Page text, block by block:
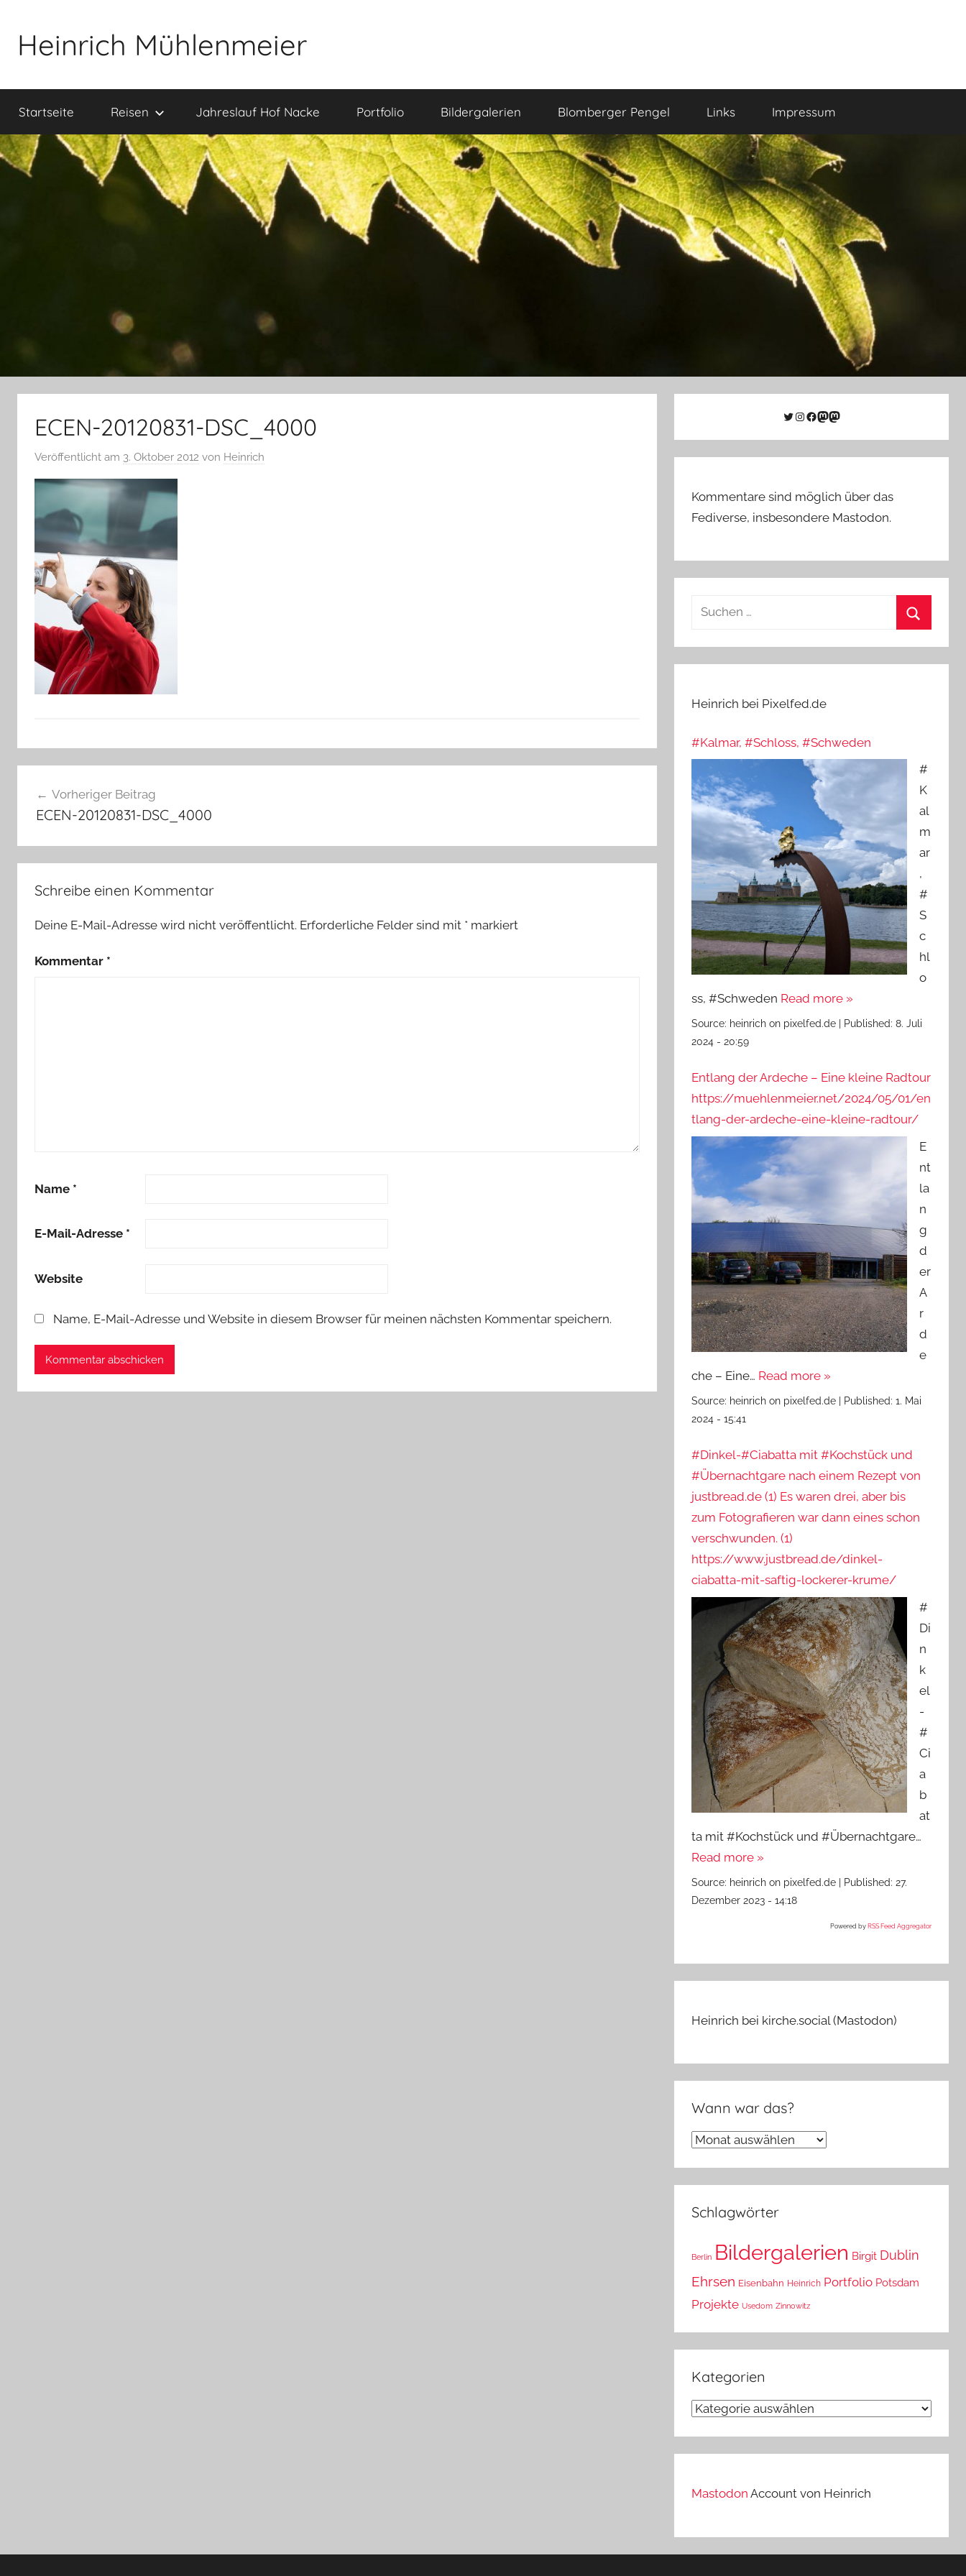
springen
Heinrich Mühlenmeier
zu
Glauben,
Fotografie,
…
Startseite Reisen Jahreslauf Hof Nacke Portfolio Bildergalerien Blomberger Pengel Links Impressum
ECEN-20120831-DSC_4000
Veröffentlicht am 3. Oktober 2012 von Heinrich
Vorheriger Beitrag
ECEN-20120831-DSC_4000
Schreibe einen Kommentar
Deine E-Mail-Adresse wird nicht veröffentlicht. Erforderliche Felder sind mit * markiert
Kommentar *
Name *
E-Mail-Adresse *
Website
Name, E-Mail-Adresse und Website in diesem Browser für meinen nächsten Kommentar speichern.
Twitter
Instagram
Facebook
Link zu Mastodon
Mastodon
Kommentare sind möglich über das
Fediverse, insbesondere Mastodon.
Suchen
Heinrich bei Pixelfed.de
#Kalmar, #Schloss, #Schweden
#
K
al
m
ar
,
#
S
c
hl
o
ss, #Schweden Read more »
Source: heinrich on pixelfed.de | Published:8. Juli
2024 - 20:59
Entlang der Ardeche – Eine kleine Radtour
https://muehlenmeier.net/2024/05/01/en
tlang-der-ardeche-eine-kleine-radtour/
E
nt
la
n
g
d
er
A
r
d
e
che – Eine… Read more »
Source: heinrich on pixelfed.de | Published:1. Mai
2024 - 15:41
#Dinkel-#Ciabatta mit #Kochstück und
#Übernachtgare nach einem Rezept von
justbread.de (1) Es waren drei, aber bis
zum Fotografieren war dann eines schon
verschwunden. (1)
https://www.justbread.de/dinkel-
ciabatta-mit-saftig-lockerer-krume/
#
Di
n
k
el
-
#
Ci
a
b
at
ta mit #Kochstück und #Übernachtgare…
Read more »
Source: heinrich on pixelfed.de | Published:27.
Dezember 2023 - 14:18
Powered by RSS Feed Aggregator
Heinrich bei kirche.social (Mastodon)
Wann war das?
Wann
Schlagwörter
Berlin Bildergalerien Birgit Dublin
Ehrsen Eisenbahn Heinrich Portfolio Potsdam
Projekte Usedom Zinnowitz
Kategorien
Kategorien
Mastodon Account von Heinrich